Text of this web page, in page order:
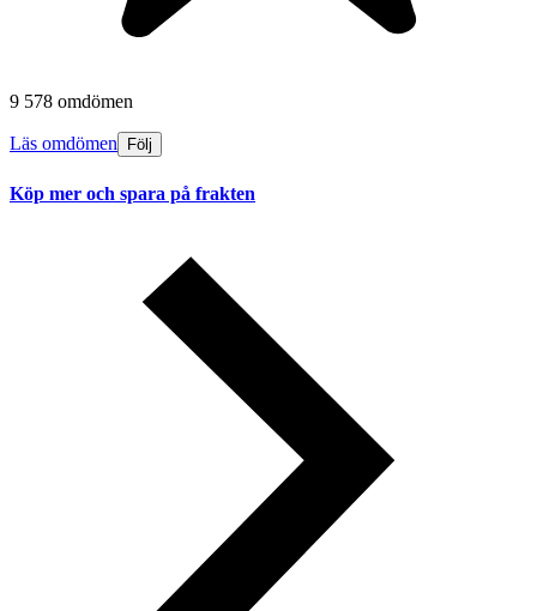
9 578 omdömen
Läs omdömen Följ
Köp mer och spara på frakten